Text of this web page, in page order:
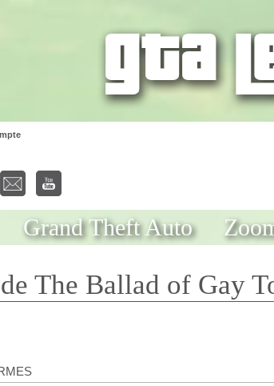
Grand Theft Auto
The Ballad of Gay